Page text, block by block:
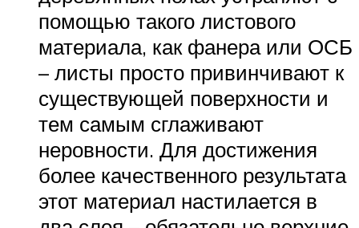
помощью такого листового
материала, как фанера или ОСБ
– листы просто привинчивают к
существующей поверхности и
тем самым сглаживают
неровности. Для достижения
более качественного результата
этот материал настилается в